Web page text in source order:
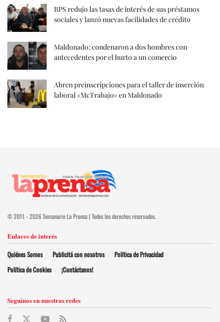
BPS redujo las tasas de interés de sus préstamos
sociales y lanzó nuevas facilidades de crédito
Maldonado: condenaron a dos hombres con
antecedentes por el hurto a un comercio
Abren preinscripciones para el taller de inserción
laboral «McTrabajo» en Maldonado
© 2011 - 2026 Semanario La Prensa | Todos los derechos reservados.
Enlaces de interés
Quiénes Somos Publicitá con nosotros
Política de Privacidad
Política de Cookies
¡Contáctanos!
Seguínos en nuestras redes